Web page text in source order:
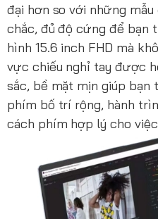
đại hơn so với những mẫu
chắc, đủ độ cứng để bạn
hình 15.6 inch FHD mà
vực chiếu nghỉ tay được
sắc, bề mặt mịn giúp bạn
phím bố trí rộng, hành
cách phím hợp lý cho